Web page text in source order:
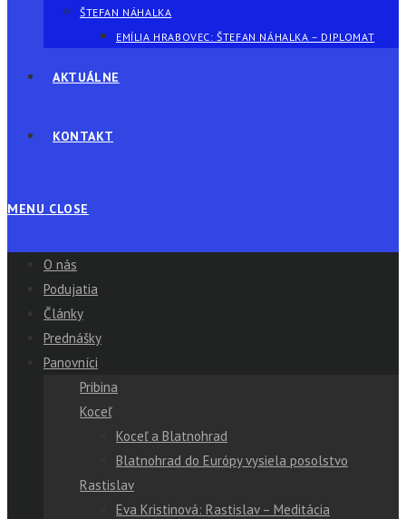
ŠTEFAN NÁHALKA
EMÍLIA HRABOVEC: ŠTEFAN NÁHALKA – DIPLOMAT
AKTUÁLNE
KONTAKT
MENU CLOSE
O nás
Podujatia
Články
Prednášky
Panovníci
Pribina
Koceľ
Koceľ a Blatnohrad
Blatnohrad do Európy vysiela posolstvo
Rastislav
Eva Kristinová: Rastislav – Meditácia